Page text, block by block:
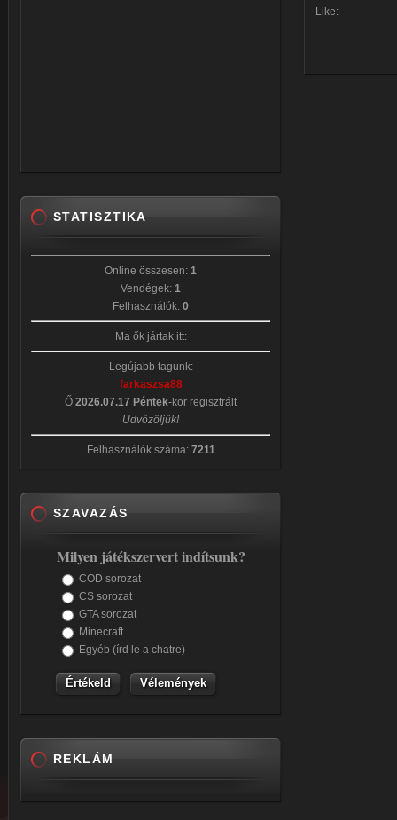
Like:
STATISZTIKA
Online összesen: 1
Vendégek: 1
Felhasználók: 0
Ma ők jártak itt:
Legújabb tagunk:
farkaszsa88
Ő 2026.07.17 Péntek-kor regisztrált
Üdvözöljük!
Felhasználók száma: 7211
SZAVAZÁS
Milyen játékszervert indítsunk?
COD sorozat
CS sorozat
GTA sorozat
Minecraft
Egyéb (írd le a chatre)
Vélemények
REKLÁM